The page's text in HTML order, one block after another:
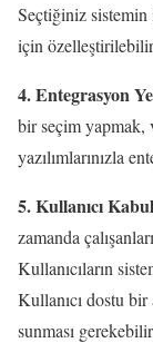
Seçtiğiniz
için
4. Entegrasyon
bir seçim yapmak,
yazılımlarınızla
5. Kullanıcı
zamanda
Kullanıcıların
Kullanıcı dostu
sunması